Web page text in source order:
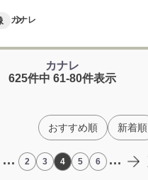
カナレ
カナレ
625件中 61-80件表示
... 2 3 4 5 6 ...
おすすめ順 新着順